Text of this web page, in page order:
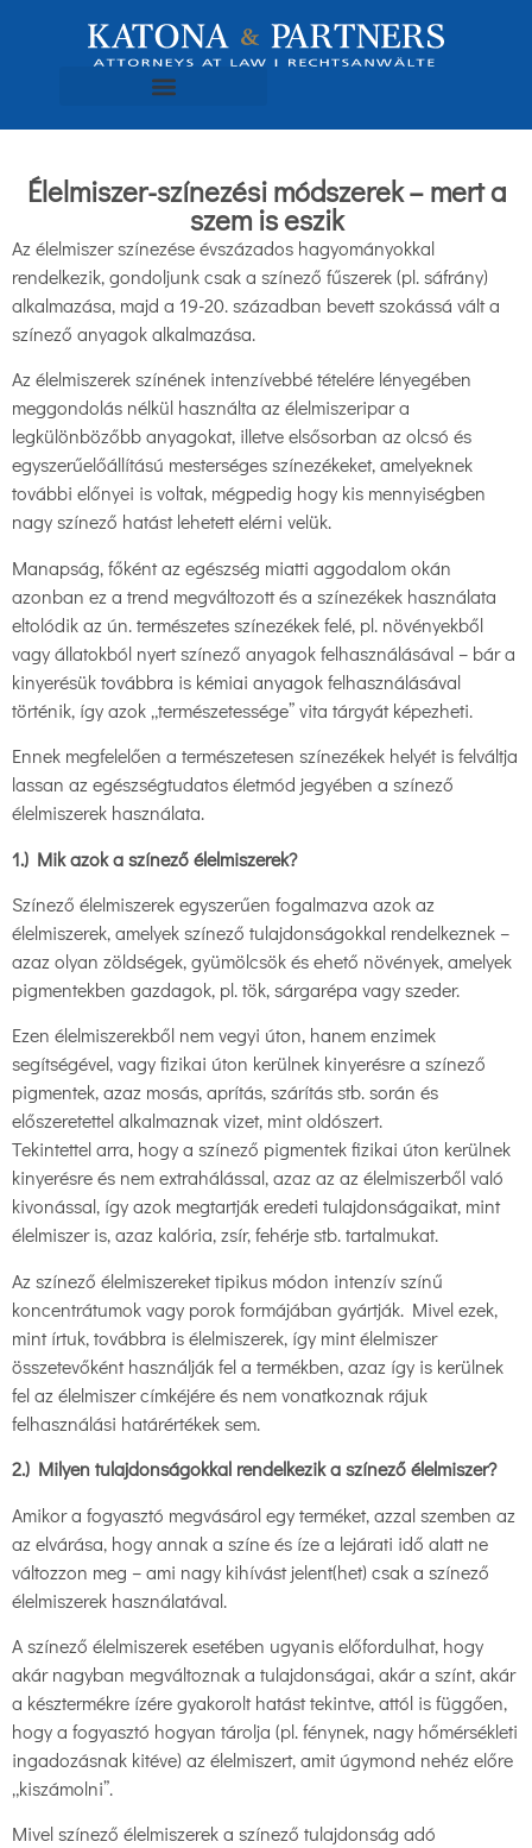
Élelmiszer-színezési módszerek – mert a
szem is eszik
Az élelmiszer színezése évszázados hagyományokkal
rendelkezik, gondoljunk csak a színező fűszerek (pl. sáfrány)
alkalmazása, majd a 19-20. században bevett szokássá vált a
színező anyagok alkalmazása.
Az élelmiszerek színének intenzívebbé tételére lényegében
meggondolás nélkül használta az élelmiszeripar a
legkülönbözőbb anyagokat, illetve elsősorban az olcsó és
egyszerűelőállítású mesterséges színezékeket, amelyeknek
további előnyei is voltak, mégpedig hogy kis mennyiségben
nagy színező hatást lehetett elérni velük.
Manapság, főként az egészség miatti aggodalom okán
azonban ez a trend megváltozott és a színezékek használata
eltolódik az ún. természetes színezékek felé, pl. növényekből
vagy állatokból nyert színező anyagok felhasználásával – bár a
kinyerésük továbbra is kémiai anyagok felhasználásával
történik, így azok „természetessége” vita tárgyát képezheti.
Ennek megfelelően a természetesen színezékek helyét is felváltja
lassan az egészségtudatos életmód jegyében a színező
élelmiszerek használata.
1.) Mik azok a színező élelmiszerek?
Színező élelmiszerek egyszerűen fogalmazva azok az
élelmiszerek, amelyek színező tulajdonságokkal rendelkeznek –
azaz olyan zöldségek, gyümölcsök és ehető növények, amelyek
pigmentekben gazdagok, pl. tök, sárgarépa vagy szeder.
Ezen élelmiszerekből nem vegyi úton, hanem enzimek
segítségével, vagy fizikai úton kerülnek kinyerésre a színező
pigmentek, azaz mosás, aprítás, szárítás stb. során és
előszeretettel alkalmaznak vizet, mint oldószert.
Tekintettel arra, hogy a színező pigmentek fizikai úton kerülnek
kinyerésre és nem extrahálással, azaz az az élelmiszerből való
kivonással, így azok megtartják eredeti tulajdonságaikat, mint
élelmiszer is, azaz kalória, zsír, fehérje stb. tartalmukat.
Az színező élelmiszereket tipikus módon intenzív színű
koncentrátumok vagy porok formájában gyártják. Mivel ezek,
mint írtuk, továbbra is élelmiszerek, így mint élelmiszer
összetevőként használják fel a termékben, azaz így is kerülnek
fel az élelmiszer címkéjére és nem vonatkoznak rájuk
felhasználási határértékek sem.
2.) Milyen tulajdonságokkal rendelkezik a színező élelmiszer?
Amikor a fogyasztó megvásárol egy terméket, azzal szemben az
az elvárása, hogy annak a színe és íze a lejárati idő alatt ne
változzon meg – ami nagy kihívást jelent(het) csak a színező
élelmiszerek használatával.
A színező élelmiszerek esetében ugyanis előfordulhat, hogy
akár nagyban megváltoznak a tulajdonságai, akár a színt, akár
a késztermékre ízére gyakorolt hatást tekintve, attól is függően,
hogy a fogyasztó hogyan tárolja (pl. fénynek, nagy hőmérsékleti
ingadozásnak kitéve) az élelmiszert, amit úgymond nehéz előre
„kiszámolni”.
Mivel színező élelmiszerek a színező tulajdonság adó